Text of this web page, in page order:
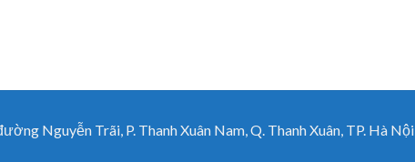
Trãi, P. Thanh Xuân Nam, Q. Thanh Xuân, TP. Hà Nội